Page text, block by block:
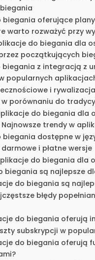
biegania oferujące
warto rozważyć przy
do biegania dla
początkujących
z integracją z
popularnych
i
porównaniu do
do biegania dla
trendy w
biegania dostępne w
i płatne wersje
do biegania dla
biegania są najlepsze
do biegania są
błędy
do biegania oferują
subskrypcji w
do biegania oferują